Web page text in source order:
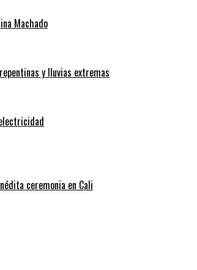
Machado
y lluvias extremas
ceremonia en Cali